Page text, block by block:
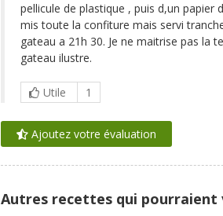
pellicule de plastique , puis d,un papier
mis toute la confiture mais servi
gateau a 21h 30. Je ne maitrise pas la
gateau ilustre.
Utile 1
Ajoutez votre évaluation
Autres recettes qui pourraient